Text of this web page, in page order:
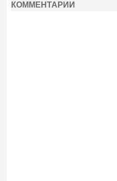
КОММЕНТАРИИ